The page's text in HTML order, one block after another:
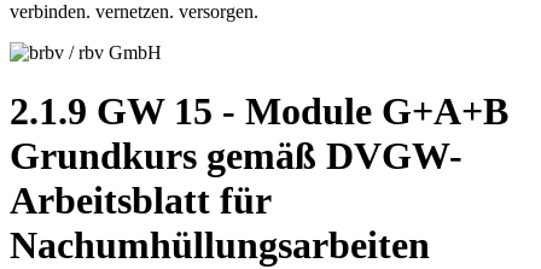
verbinden. vernetzen. versorgen.
2.1.9 GW 15 - Module G+A+B
Grundkurs gemäß DVGW-
Arbeitsblatt für
Nachumhüllungsarbeiten